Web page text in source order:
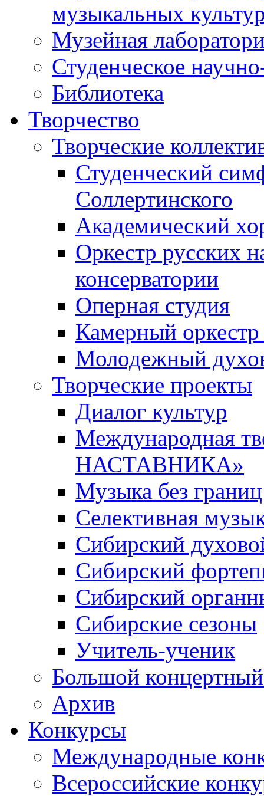
музыкальных
Музейная
Студенческое
Библиотека
Творчество
Творческие
Студенческий
Соллертинского
Академический
Оркестр русских
консерватории
Оперная студия
Камерный оркестр
Молодежный
Творческие проекты
Диалог культур
Международная
НАСТАВНИКА»
Музыка без границ
Селективная
Сибирский
Сибирский
Сибирский
Сибирские сезоны
Учитель-ученик
Большой концертный
Архив
Конкурсы
Международные
Всероссийские